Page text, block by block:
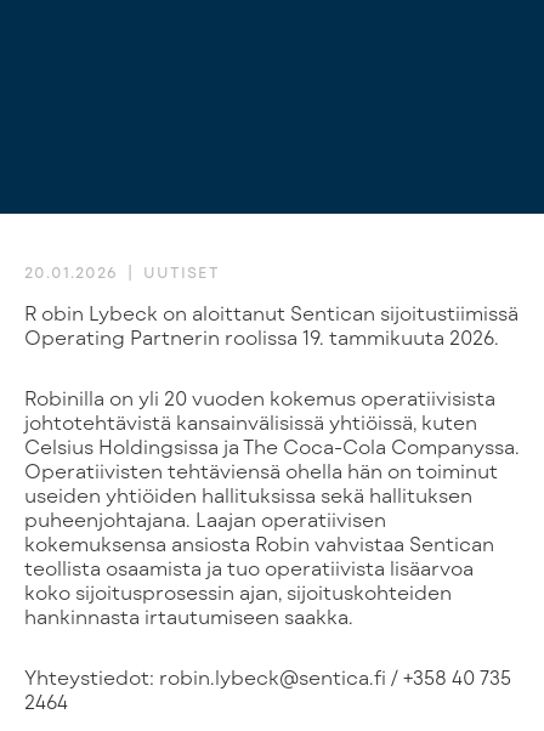
20.01.2026 UUTISET
Robin Lybeck on aloittanut Sentican sijoitustiimissä
Operating Partnerin roolissa 19. tammikuuta 2026.
Robinilla on yli 20 vuoden kokemus operatiivisista
johtotehtävistä kansainvälisissä yhtiöissä, kuten
Celsius Holdingsissa ja The Coca-Cola Companyssa.
Operatiivisten tehtäviensä ohella hän on toiminut
useiden yhtiöiden hallituksissa sekä hallituksen
puheenjohtajana. Laajan operatiivisen
kokemuksensa ansiosta Robin vahvistaa Sentican
teollista osaamista ja tuo operatiivista lisäarvoa
koko sijoitusprosessin ajan, sijoituskohteiden
hankinnasta irtautumiseen saakka.
Yhteystiedot: robin.lybeck@sentica.fi / +358 40 735
2464